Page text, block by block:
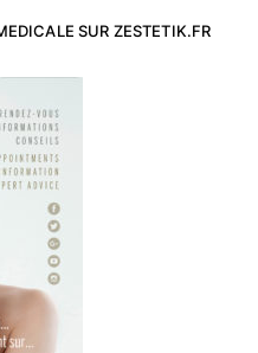
SUR ZESTETIK.FR